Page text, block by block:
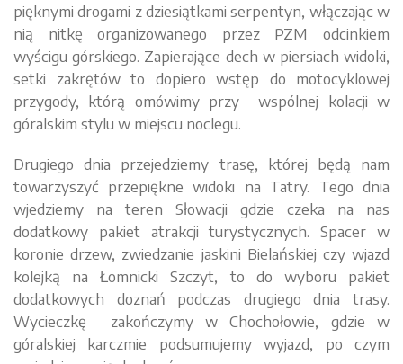
pięknymi drogami z dziesiątkami serpentyn, włączając w
nią nitkę organizowanego przez PZM odcinkiem
wyścigu górskiego. Zapierające dech w piersiach widoki,
setki zakrętów to dopiero wstęp do motocyklowej
przygody, którą omówimy przy wspólnej kolacji w
góralskim stylu w miejscu noclegu.
Drugiego dnia przejedziemy trasę, której będą nam
towarzyszyć przepiękne widoki na Tatry. Tego dnia
wjedziemy na teren Słowacji gdzie czeka na nas
dodatkowy pakiet atrakcji turystycznych. Spacer w
koronie drzew, zwiedzanie jaskini Bielańskiej czy wjazd
kolejką na Łomnicki Szczyt, to do wyboru pakiet
dodatkowych doznań podczas drugiego dnia trasy.
Wycieczkę zakończymyw Chochołowie, gdzie w
góralskiej karczmie podsumujemy wyjazd, po czym